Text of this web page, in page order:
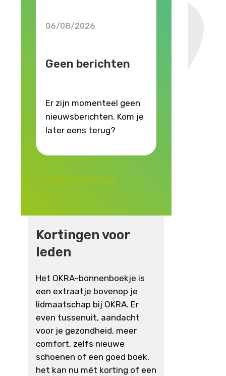
06/08/2026
Geen berichten
Er zijn momenteel geen
nieuwsberichten. Kom je
later eens terug?
Alle berichten
Kortingen voor
leden
Het OKRA-bonnenboekje is
een extraatje bovenop je
lidmaatschap bij OKRA. Er
even tussenuit, aandacht
voor je gezondheid, meer
comfort, zelfs nieuwe
schoenen of een goed boek,
het kan nu mét korting of een